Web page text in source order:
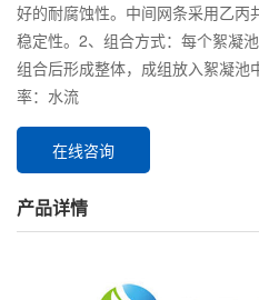
好的耐腐蚀性。中间网条采用乙丙
稳定性。2、组合方式：每个絮凝
组合后形成整体，成组放入絮凝
率：水流
在线咨询
产品详情